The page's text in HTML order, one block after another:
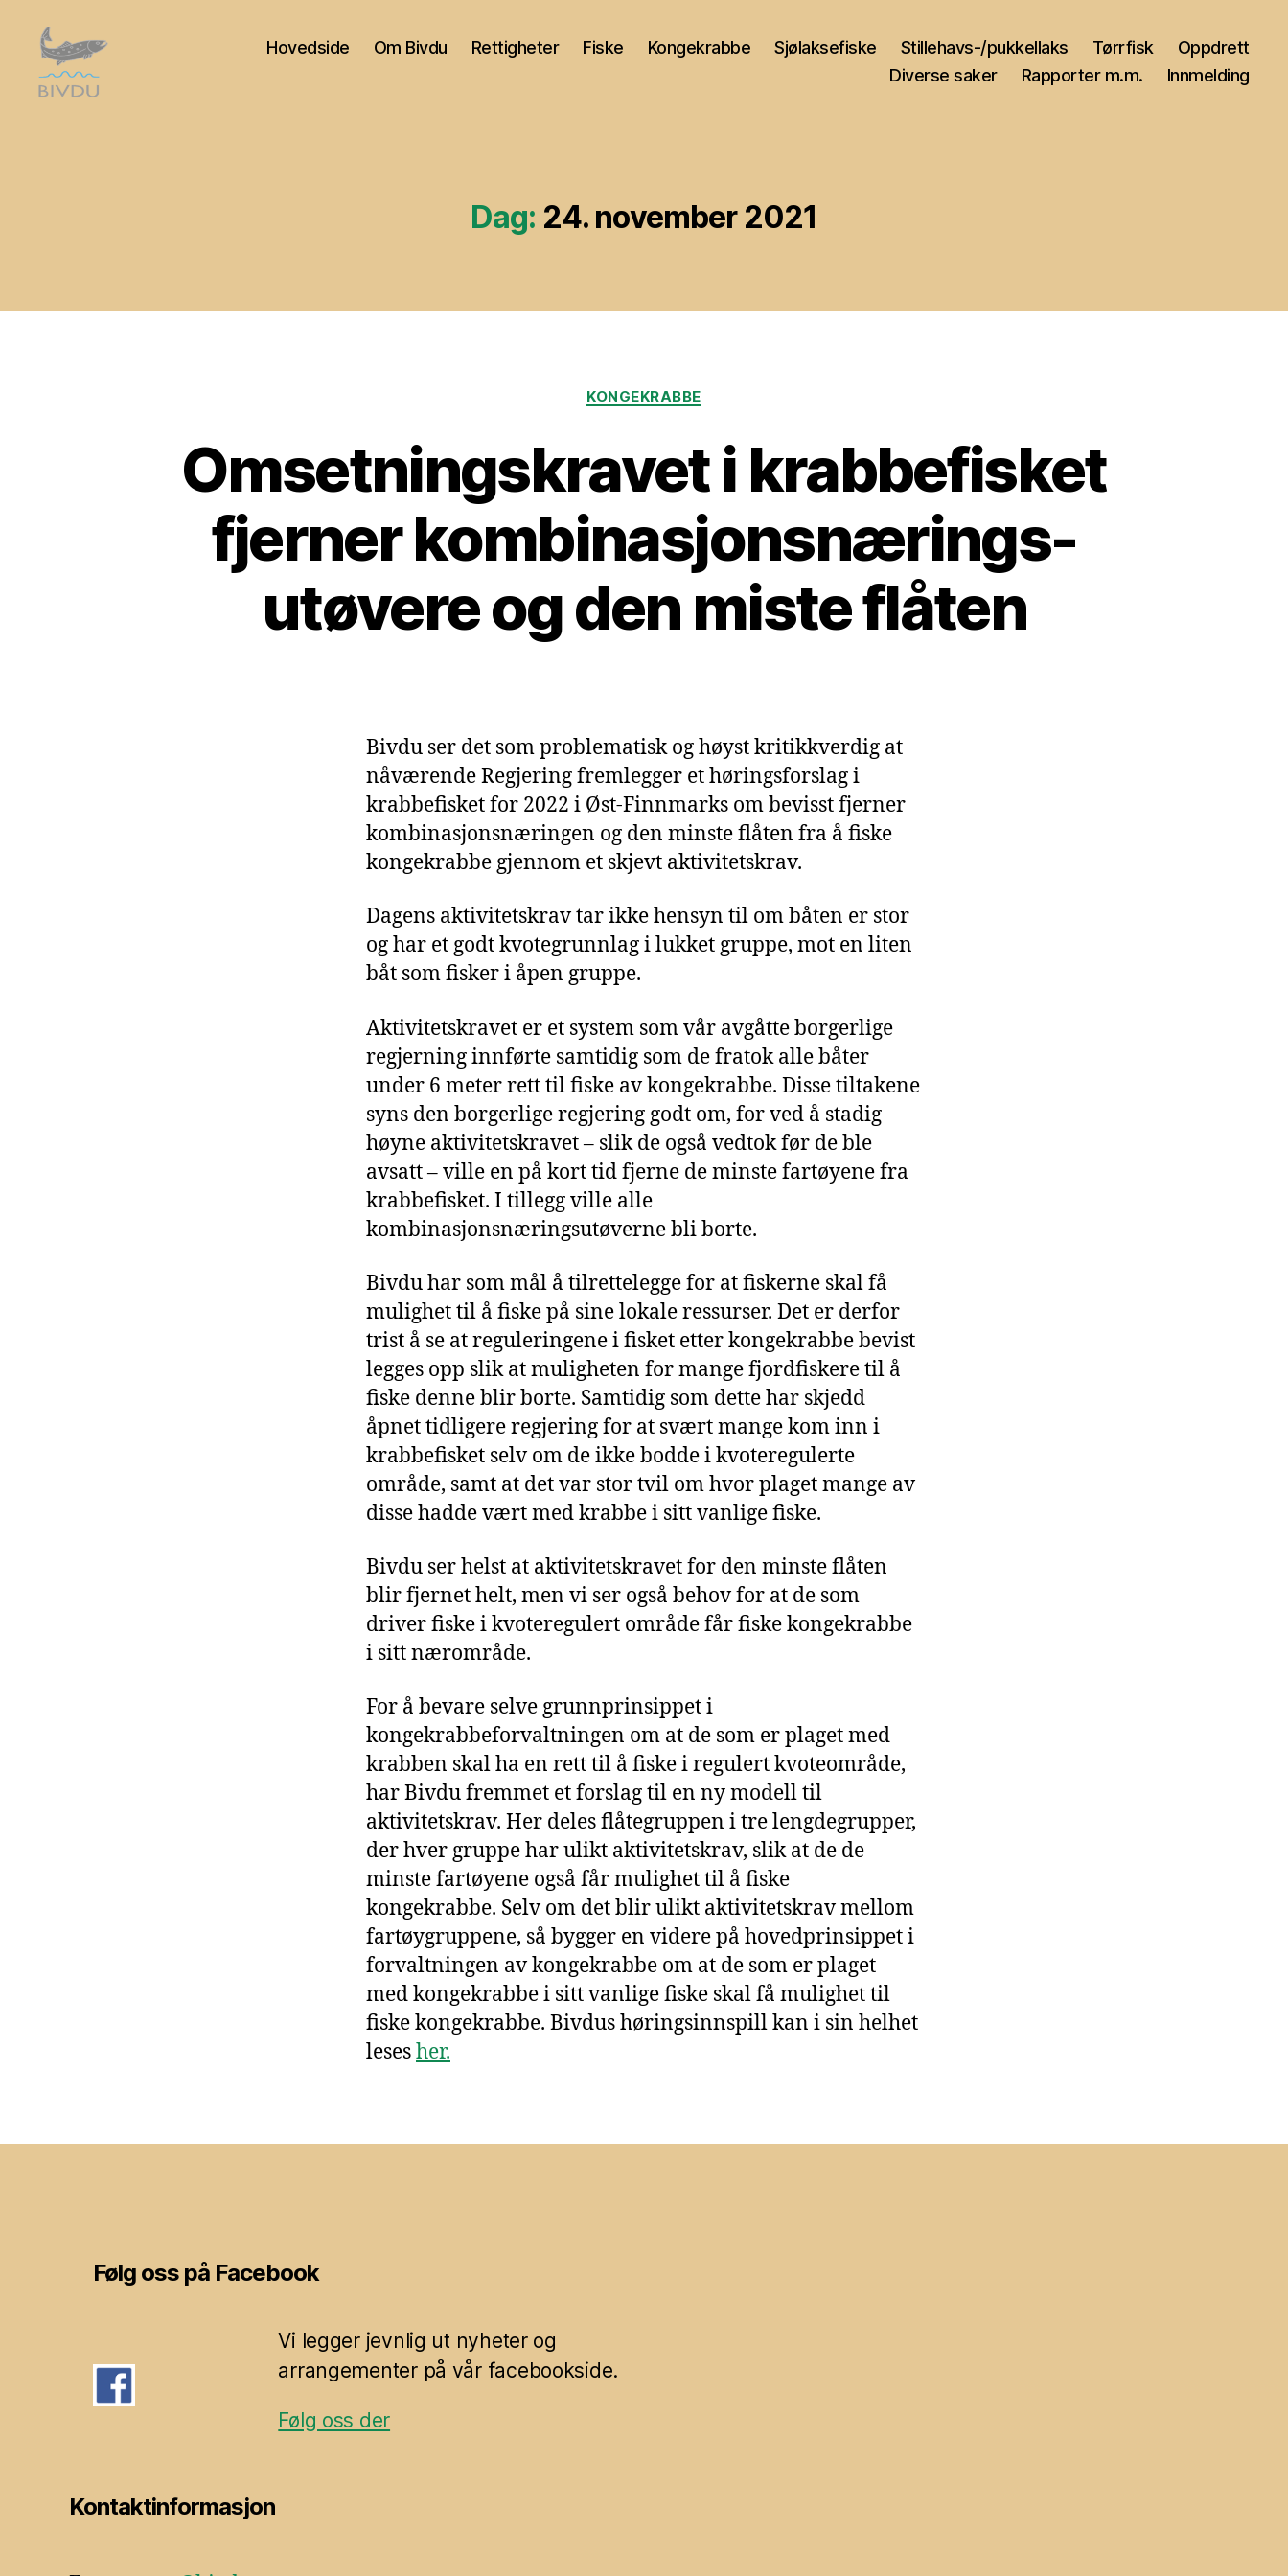
Hovedside Om Bivdu Rettigheter Fiske Kongekrabbe Sjølaksefiske Stillehavs-/pukkellaks Tørrfisk
Oppdrett
Diverse saker
Rapporter m.m. Innmelding
Dag: 24. november 2021
Kategorier
KONGEKRABBE
Omsetningskravet i krabbefisket
fjerner kombinasjonsnærings-
utøvere og den miste flåten
4.
n
2
0
2
1
Bivdu ser det som problematisk og høyst kritikkverdig at
nåværende Regjering fremlegger et høringsforslag i
krabbefisket for 2022 i Øst-Finnmarks om bevisst fjerner
kombinasjonsnæringen og den minste flåten fra å fiske
kongekrabbe gjennom et skjevt aktivitetskrav.
Dagens aktivitetskrav tar ikke hensyn til om båten er stor
og har et godt kvotegrunnlag i lukket gruppe, mot en liten
båt som fisker i åpen gruppe.
Aktivitetskravet er et system som vår avgåtte borgerlige
regjerning innførte samtidig som de fratok alle båter
under 6 meter rett til fiske av kongekrabbe. Disse tiltakene
syns den borgerlige regjering godt om, for ved å stadig
høyne aktivitetskravet – slik de også vedtok før de ble
avsatt – ville en på kort tid fjerne de minste fartøyene fra
krabbefisket. I tillegg ville alle
kombinasjonsnæringsutøverne bli borte.
Bivdu har som mål å tilrettelegge for at fiskerne skal få
mulighet til å fiske på sine lokale ressurser. Det er derfor
trist å se at reguleringene i fisket etter kongekrabbe bevist
legges opp slik at muligheten for mange fjordfiskere til å
fiske denne blir borte. Samtidig som dette har skjedd
åpnet tidligere regjering for at svært mange kom inn i
krabbefisket selv om de ikke bodde i kvoteregulerte
område, samt at det var stor tvil om hvor plaget mange av
disse hadde vært med krabbe i sitt vanlige fiske.
Bivdu ser helst at aktivitetskravet for den minste flåten
blir fjernet helt, men vi ser også behov for at de som
driver fiske i kvoteregulert område får fiske kongekrabbe
i sitt nærområde.
For å bevare selve grunnprinsippet i
kongekrabbeforvaltningen om at de som er plaget med
krabben skal ha en rett til å fiske i regulert kvoteområde,
har Bivdu fremmet et forslag til en ny modell til
aktivitetskrav. Her deles flåtegruppen i tre lengdegrupper,
der hver gruppe har ulikt aktivitetskrav, slik at de de
minste fartøyene også får mulighet til å fiske
kongekrabbe. Selv om det blir ulikt aktivitetskrav mellom
fartøygruppene, så bygger en videre på hovedprinsippet i
forvaltningen av kongekrabbe om at de som er plaget
med kongekrabbe i sitt vanlige fiske skal få mulighet til
fiske kongekrabbe. Bivdus høringsinnspill kan i sin helhet
lesesher.
Følg oss på Facebook
Vi legger jevnlig ut nyheter og
arrangementer på vår facebookside.
Følg oss der
Kontaktinformasjon